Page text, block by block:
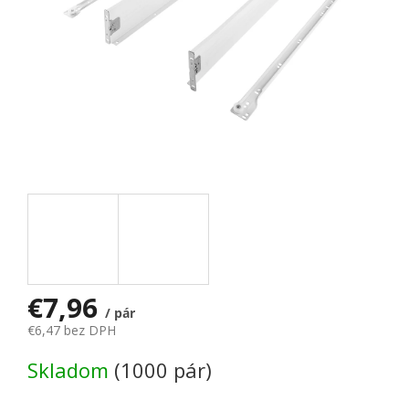
€7,96 / pár
€6,47 bez DPH
Skladom (1000 pár)